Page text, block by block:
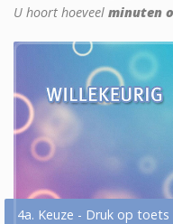
U hoort hoeveel minuten
4a. Keuze - Druk op toets